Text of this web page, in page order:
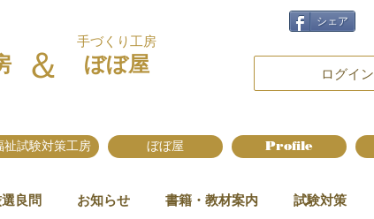
＆
手づくり工房
ぼぼ屋
シェア
ログイン
祉試験対策工房 ぼぼ屋 Profile
良問 お知らせ 書籍・教材案内 試験対策